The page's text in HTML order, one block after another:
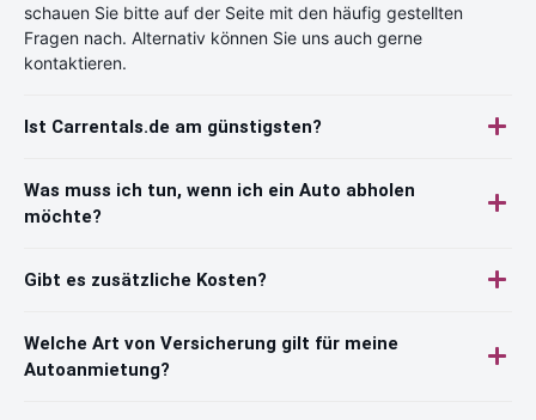
schauen Sie bitte auf der Seite mit den häufig gestellten
Fragen nach. Alternativ können Sie uns auch gerne
kontaktieren.
Ist Carrentals.de am günstigsten?
Was muss ich tun, wenn ich ein Auto abholen
möchte?
Gibt es zusätzliche Kosten?
Welche Art von Versicherung gilt für meine
Autoanmietung?